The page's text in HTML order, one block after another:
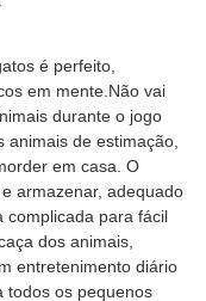
é perfeito,
em mente.Não vai
durante o jogo
de estimação,
em casa. O
armazenar, adequado
complicada para fácil
dos animais,
entretenimento diário
todos os pequenos